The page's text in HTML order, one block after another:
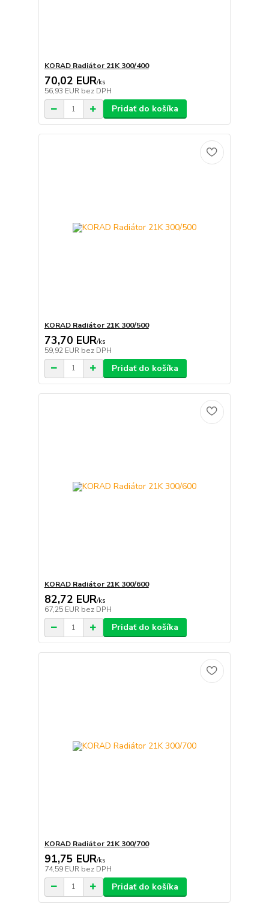
KORAD Radiátor 21K 300/400
70,02 EUR/ks
56,93 EUR bez DPH
Pridať do košíka
KORAD Radiátor 21K 300/500
73,70 EUR/ks
59,92 EUR bez DPH
Pridať do košíka
KORAD Radiátor 21K 300/600
82,72 EUR/ks
67,25 EUR bez DPH
Pridať do košíka
KORAD Radiátor 21K 300/700
91,75 EUR/ks
74,59 EUR bez DPH
Pridať do košíka